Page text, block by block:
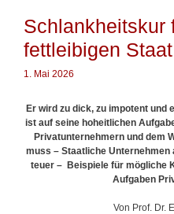
Schlankheitskur
fettleibigen Staat
1. Mai 2026
Er wird zu dick, zu impotent
ist auf seine hoheitlichen
Privatunternehmern und dem
muss – Staatliche
teuer – Beispiele für mögliche
Aufgaben
Von Prof. Dr.